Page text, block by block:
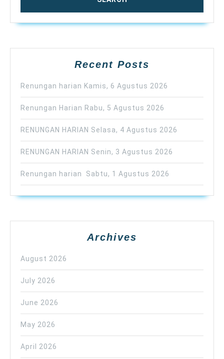
Recent Posts
Renungan harian Kamis, 6 Agustus 2026
Renungan Harian Rabu, 5 Agustus 2026
RENUNGAN HARIAN Selasa, 4 Agustus 2026
RENUNGAN HARIAN Senin, 3 Agustus 2026
Renungan harian Sabtu, 1 Agustus 2026
Archives
August 2026
July 2026
June 2026
May 2026
April 2026